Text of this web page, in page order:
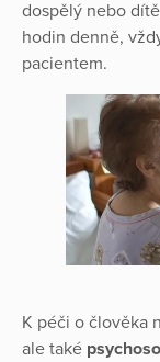
dospělý nebo
hodin denně,
pacientem.
K péči o člověka
ale také